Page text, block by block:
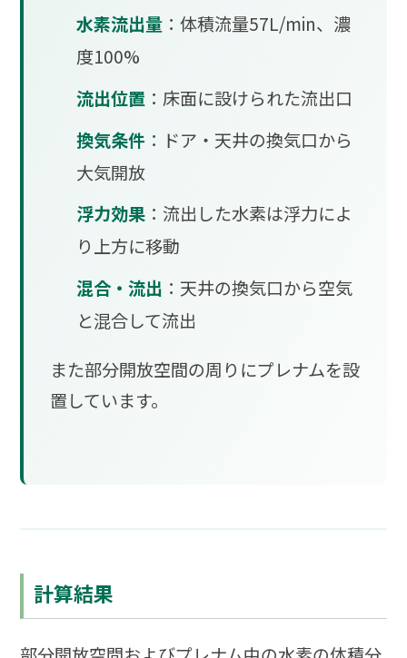
水素流出量：体積流量57L/min、濃
度100%
流出位置 ：床面に設けられた流出口
換気条件 ：ドア・天井の換気口から
大気開放
浮力効果：流出した水素は浮力によ
り上方に移動
混合・流出 ：天井の換気口から空気
と混合して流出
また部分開放空間の周りにプレナムを設
置しています。
計算結果